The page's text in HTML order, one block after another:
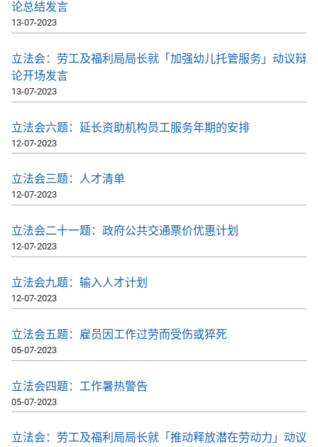
论总结发言
13-07-2023
立法会：劳工及福利局局长就「加强幼儿托管服务」动议辩
论开场发言
13-07-2023
立法会六题：延长资助机构员工服务年期的安排
12-07-2023
立法会三题：人才清单
12-07-2023
立法会二十一题：政府公共交通票价优惠计划
12-07-2023
立法会九题：输入人才计划
12-07-2023
立法会五题：雇员因工作过劳而受伤或猝死
05-07-2023
立法会四题：工作暑热警告
05-07-2023
立法会：劳工及福利局局长就「推动释放潜在劳动力」动议